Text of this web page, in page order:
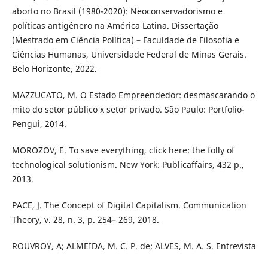
aborto no Brasil (1980-2020): Neoconservadorismo e
políticas antigênero na América Latina. Dissertação
(Mestrado em Ciência Política) – Faculdade de Filosofia e
Ciências Humanas, Universidade Federal de Minas Gerais.
Belo Horizonte, 2022.
MAZZUCATO, M. O Estado Empreendedor: desmascarando o
mito do setor público x setor privado. São Paulo: Portfolio-
Pengui, 2014.
MOROZOV, E. To save everything, click here: the folly of
technological solutionism. New York: Publicaffairs, 432 p.,
2013.
PACE, J. The Concept of Digital Capitalism. Communication
Theory, v. 28, n. 3, p. 254– 269, 2018.
ROUVROY, A; ALMEIDA, M. C. P. de; ALVES, M. A. S. Entrevista